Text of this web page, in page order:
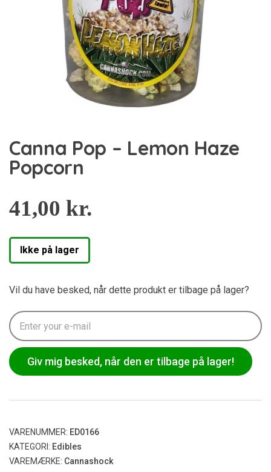
Canna Pop – Lemon Haze
Popcorn
41,00 kr.
Ikke på lager
Vil du have besked, når dette produkt er tilbage på lager?
Giv mig besked, når den er tilbage på lager!
VARENUMMER: ED0166
KATEGORI: Edibles
VAREMÆRKE: Cannashock